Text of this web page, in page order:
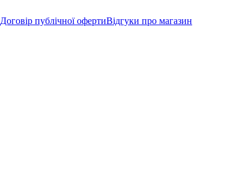
Договір публічної офертиВідгуки про магазин